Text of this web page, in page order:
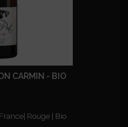
CARMIN - BIO
Rouge | Bio